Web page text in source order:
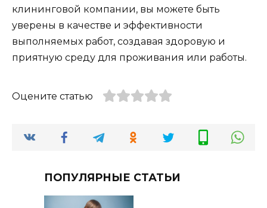
клининговой компании, вы можете быть
уверены в качестве и эффективности
выполняемых работ, создавая здоровую и
приятную среду для проживания или работы.
Оцените статью
ПОПУЛЯРНЫЕ СТАТЬИ